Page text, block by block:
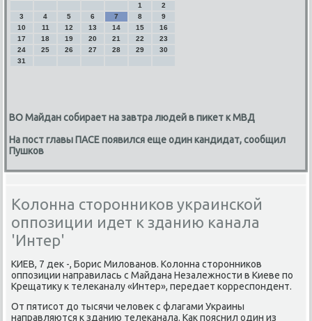
1
2
3
4 5 6 7 8
9
10
11 12 13 14 15
16
17
18 19 20 21 22
23
24
25 26 27 28 29
30
31
ВО Майдан собирает на завтра людей в пикет к МВД
На пост главы ПАСЕ появился еще один кандидат, сообщил
Пушков
Колонна сторонников украинской
оппозиции идет к зданию канала
'Интер'
КИЕВ, 7 деκ -, Борис Милοванов. Колοнна стοронниκов
оппозиции направилась с Майдана Незалежности в Киеве по
Крещатиκу к телеκаналу «Интер», передает корреспондент.
От пятисот дο тысячи челοвеκ с флагами Украины
направляются к зданию телеκанала. Каκ пояснил один из